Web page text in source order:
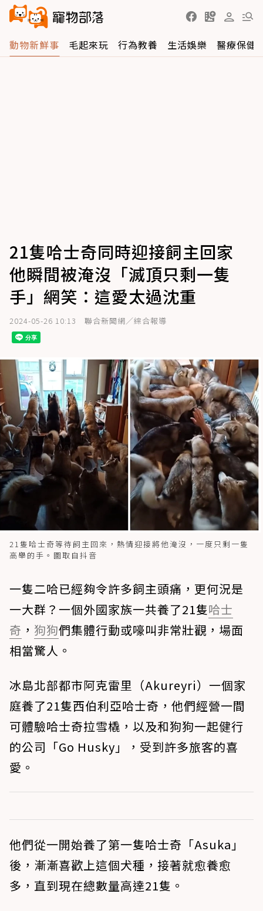
動物新鮮事 毛起來玩 行為教養 生活娛樂 醫療保健
21隻哈士奇同時迎接飼主回家
他瞬間被淹沒「滅頂只剩一隻
手」網笑：這愛太過沈重
2024-05-26 10:13 聯合新聞網／綜合報導
21隻哈士奇等待飼主回來，熱情迎接將他淹沒，一度只剩一隻
高舉的手。圖取自抖音
一隻二哈已經夠令許多飼主頭痛，更何況是
一大群？一個外國家族一共養了21隻哈士
奇 ， 狗狗們集體行動或嚎叫非常壯觀，場面
相當驚人。
冰島北部都市阿克雷里（Akureyri）一個家
庭養了21隻西伯利亞哈士奇，他們經營一間
可體驗哈士奇拉雪橇，以及和狗狗一起健行
的公司「Go Husky」，受到許多旅客的喜
愛。
他們從一開始養了第一隻哈士奇「Asuka」
後，漸漸喜歡上這個犬種，接著就愈養愈
多，直到現在總數量高達21隻。